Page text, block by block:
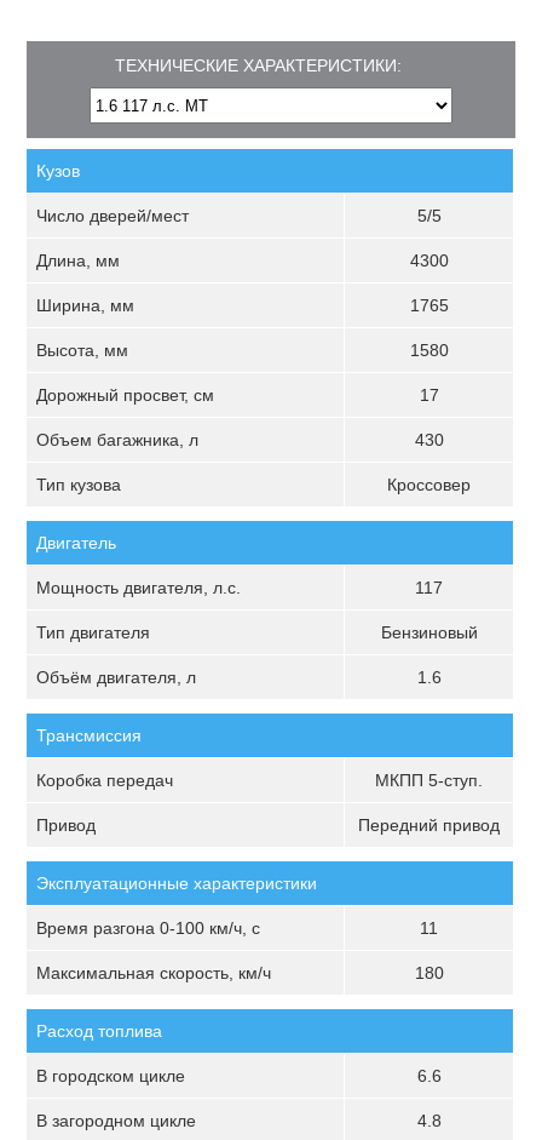
ТЕХНИЧЕСКИЕ ХАРАКТЕРИСТИКИ:
Кузов
Число дверей/мест 5/5
Длина, мм 4300
Ширина, мм 1765
Высота, мм 1580
Дорожный просвет, см 17
Объем багажника, л 430
Тип кузова Кроссовер
Двигатель
Мощность двигателя, л.с. 117
Тип двигателя Бензиновый
Объём двигателя, л 1.6
Трансмиссия
Коробка передач МКПП 5-ступ.
Привод Передний привод
Эксплуатационные характеристики
Время разгона 0-100 км/ч, с 11
Максимальная скорость, км/ч 180
Расход топлива
В городском цикле 6.6
В загородном цикле 4.8